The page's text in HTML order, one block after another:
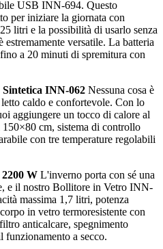
USB INN-694. Questo
per iniziare la giornata con
litri e la possibilità di usarlo senza
versatile. La batteria
a 20 minuti di spremitura con
INN-062 Nessuna cosa è
caldo e confortevole. Con lo
aggiungere un tocco di calore al
cm, sistema di controllo
con tre temperature regolabili
W L'inverno porta con sé una
e il nostro Bollitore in Vetro INN-
massima 1,7 litri, potenza
in vetro termoresistente con
anticalcare, spegnimento
funzionamento a secco.